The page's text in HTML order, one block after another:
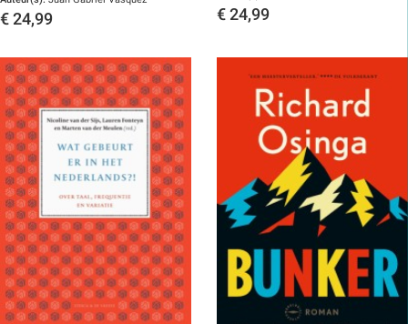
€ 24,99 € 24,99